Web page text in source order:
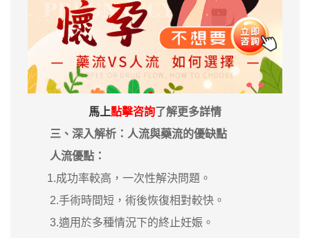
馬上點擊咨詢了解更多詳情
三、深入解析：人流與藥流的優缺點
人流優點‌：
1.成功率較高，一次性解決問題。
2.手術時間短，術後恢復相對較快。
3.適用於多種情況下的終止妊娠。